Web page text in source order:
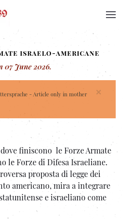
israelo-americane
07 June 2026.
×
- Article only in mother
finiscono le Forze Armate
le Forze di Difesa Israeliane.
proposta di legge dei
americano, mira a integrare
e israeliano come